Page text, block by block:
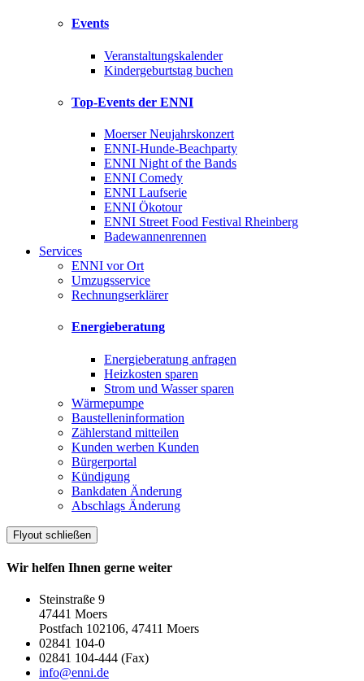
Events
Veranstaltungskalender
Kindergeburtstag buchen
Top-Events der ENNI
Moerser Neujahrskonzert
ENNI-Hunde-Beachparty
ENNI Night of the Bands
ENNI Comedy
ENNI Laufserie
ENNI Ökotour
ENNI Street Food Festival Rheinberg
Badewannenrennen
Services
ENNI vor Ort
Umzugsservice
Rechnungserklärer
Energieberatung
Energieberatung anfragen
Heizkosten sparen
Strom und Wasser sparen
Wärmepumpe
Baustelleninformation
Zählerstand mitteilen
Kunden werben Kunden
Bürgerportal
Kündigung
Bankdaten Änderung
Abschlags Änderung
Flyout schließen
Wir helfen Ihnen gerne weiter
Steinstraße 9
47441 Moers
Postfach 102106, 47411 Moers
02841 104-0
02841 104-444 (Fax)
info@enni.de